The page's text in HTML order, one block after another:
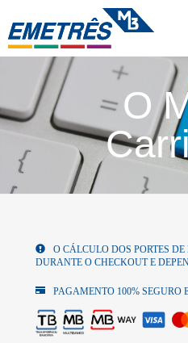
O
O CÁLCULO DOS PORTES
DURANTE O CHECKOUT E
PAGAMENTO 100% SEGURO